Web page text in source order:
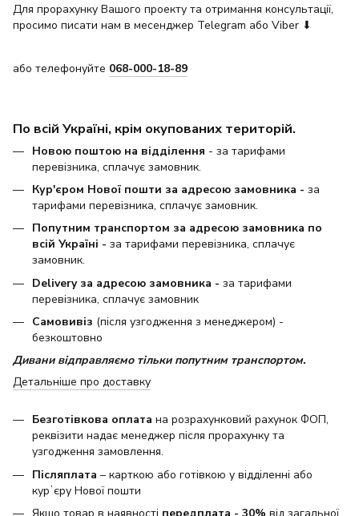
Для прорахунку Вашого проекту та отримання консультації,
просимо писати нам в месенджер Telegram або Viber ⬇
або телефонуйте 068-000-18-89
По всій Україні, крім окупованих територій.
Новою поштою на відділення - за тарифами
перевізника, сплачує замовник.
Кур'єром Нової пошти за адресою замовника - за
тарифами перевізника, сплачує замовник.
Попутним транспортом за адресою замовника по
всій Україні - за тарифами перевізника, сплачує
замовник.
Delivery за адресою замовника - за тарифами
перевізника, сплачує замовник
Самовивіз (після узгодження з менеджером) -
безкоштовно
Дивани відправляємо тільки попутним транспортом.
Детальніше про доставку
Безготівкова оплата на розрахунковий рахунок ФОП,
реквізити надає менеджер після прорахунку та
узгодження замовлення.
Післяплата – карткою або готівкою у відділенні або
курʼєру Нової пошти